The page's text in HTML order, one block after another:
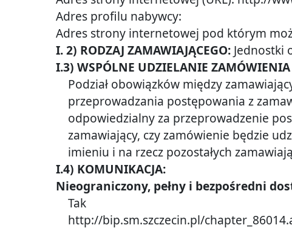
Adres profilu nabywcy:
Adres strony internetowej pod którym
I. 2) RODZAJ ZAMAWIAJĄCEGO: Jednostki
I.3) WSPÓLNE UDZIELANIE ZAMÓWIENIA
Podział obowiązków między
przeprowadzania postępowania z
odpowiedzialny za przeprowadzenie
zamawiający, czy zamówienie będzie
imieniu i na rzecz pozostałych
I.4) KOMUNIKACJA:
Nieograniczony, pełny i bezpośredni
Tak
http://bip.sm.szczecin.pl/